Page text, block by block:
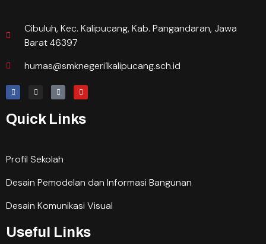
Cibuluh, Kec. Kalipucang, Kab. Pangandaran, Jawa
Barat 46397
humas@smknegeri1kalipucang.sch.id
Quick Links
Profil Sekolah
Desain Pemodelan dan Informasi Bangunan
Desain Komunikasi Visual
Useful Links